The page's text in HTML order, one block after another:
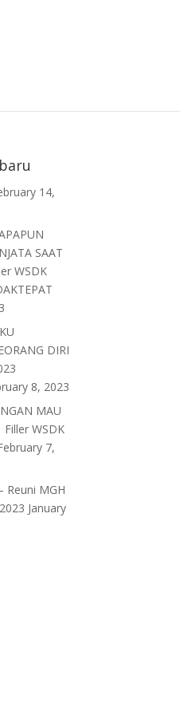
14,
SAAT
WSDK
DIRI
8, 2023
MAU
Filler WSDK
7,
Reuni MGH
January